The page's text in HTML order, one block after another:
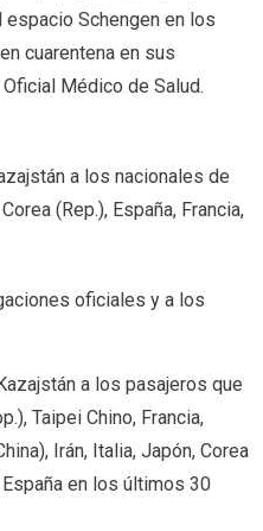
Schengen en los
cuarentena en sus
Médico de Salud.
a los nacionales de
(Rep.), España, Francia,
oficiales y a los
a los pasajeros que
Taipei Chino, Francia,
Irán, Italia, Japón, Corea
España en los últimos 30